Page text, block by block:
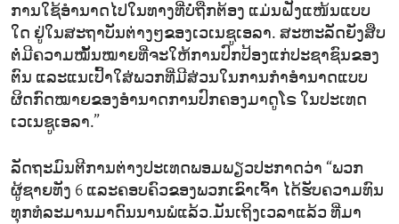
ການໃຊ້ອຳນາດໄປໃນທາງທີ່ບໍ່ຖືກຕ້ອງ ແມ່ນຝັງແໜ້ນແບບ
ໃດ ຢູ່ໃນສະຖາບັນຕ່າງໆຂອງເວເນຊູເອລາ. ສະຫະລັດຍັງສືບ
ຕໍ່ມີຄວາມໝັ້ນໝາຍທີ່ຈະໃຫ້ການປົກປ້ອງແກ່ປະຊາຊົນຂອງ
ຕົນ ແລະແນເປົ້າໃສ່ພວກທີ່ມີສ່ວນໃນການກຳອຳນາດແບບ
ຜິດກົດໝາຍຂອງອຳນາດການປົກຄອງມາດູໂຣ ໃນປະເທດ
ເວເນຊູເອລາ.”
ລັດຖະມົນຕີການຕ່າງປະເທດພອມພຽວປະກາດວ່າ “ພວກ
ຜູ້ຊາຍທັງ​ 6 ແລະຄອບຄົວຂອງພວກເຂົາເຈົ້າ ໄດ້ຮັບຄວາມທົນ
ທຸກທໍລະມານມາດົນນານພໍແລ້ວ.ມັນເຖິງເວລາແລ້ວ ທີ່ມາ